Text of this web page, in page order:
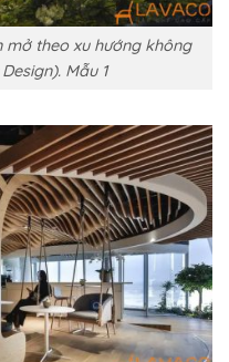
mở theo xu hướng không
Mẫu 1